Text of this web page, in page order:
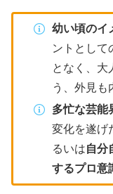
幼い頃のイ
ントとして
となく、大
う、外見も
多忙な芸能
変化を遂げ
るいは自分
するプロ意